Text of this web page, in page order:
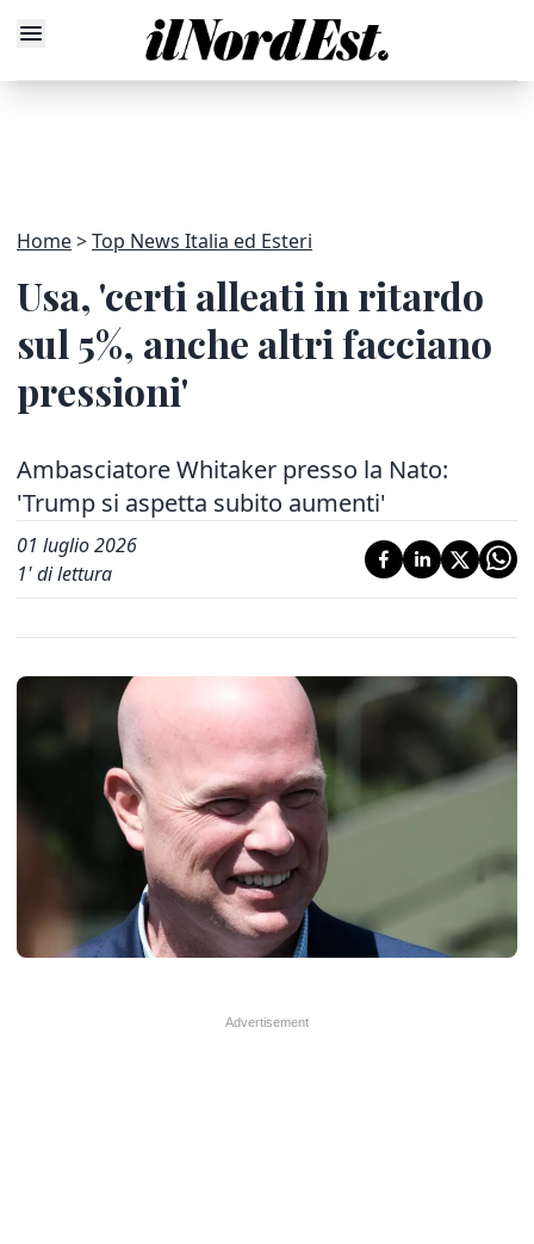
Home Top News Italia ed Esteri
Usa, 'certi alleati in ritardo
sul 5%, anche altri facciano
pressioni'
Ambasciatore Whitaker presso la Nato:
'Trump si aspetta subito aumenti'
01 luglio 2026
1' di lettura